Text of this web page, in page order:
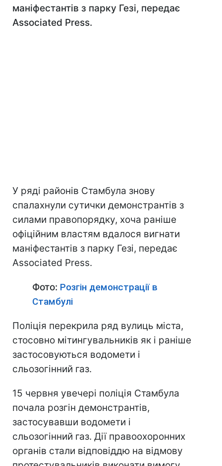
маніфестантів з парку Гезі, передає
Associated Press.
У ряді районів Стамбула знову
спалахнули сутички демонстрантів з
силами правопорядку, хоча раніше
офіційним властям вдалося вигнати
маніфестантів з парку Гезі, передає
Associated Press.
Фото: Розгін демонстрації в
Стамбулі
Поліція перекрила ряд вулиць міста,
стосовно мітингувальників як і раніше
застосовуються водомети і
сльозогінний газ.
15 червня увечері поліція Стамбула
почала розгін демонстрантів,
застосувавши водомети і
сльозогінний газ. Дії правоохоронних
органів стали відповіддю на відмову